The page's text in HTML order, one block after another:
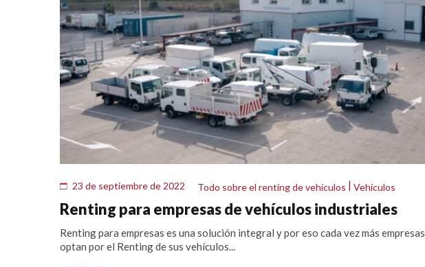
23 de septiembre de 2022 Todo sobre el renting de vehículos | Vehículos
Renting para empresas de vehículos industriales
Renting para empresas es una solución integral y por eso cada vez más empresas
optan por el Renting de sus vehículos...